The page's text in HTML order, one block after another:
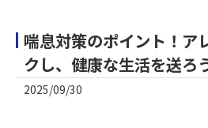
喘息対策のポイント！ア
クし、健康な生活を送ろ
2025/09/30